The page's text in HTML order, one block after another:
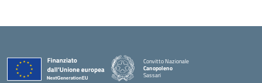
Convitto Nazionale
Canopoleno
Sassari